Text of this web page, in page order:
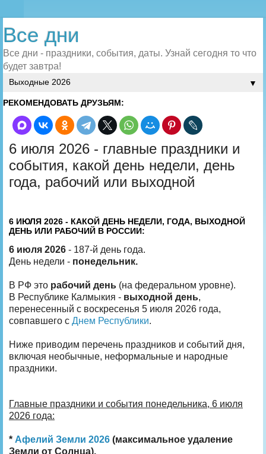
Все дни
Все дни - праздники, события, даты. Узнай сегодня то что
будет завтра!
▼
РЕКОМЕНДОВАТЬ ДРУЗЬЯМ:
6 июля 2026 - главные праздники и
события, какой день недели, день
года, рабочий или выходной
6 ИЮЛЯ 2026 - КАКОЙ ДЕНЬ НЕДЕЛИ, ГОДА, ВЫХОДНОЙ
ДЕНЬ ИЛИ РАБОЧИЙ В РОССИИ:
6 июля 2026 - 187-й день года.
День недели - понедельник.
В РФ это рабочий день (на федеральном уровне).
В Республике Калмыкия - выходной день,
перенесенный с воскресенья 5 июля 2026 года,
совпавшего с Днем Республики.
Ниже приводим перечень праздников и событий дня,
включая необычные, неформальные и народные
праздники.
Главные праздники и события понедельника, 6 июля
2026 года:
* Афелий Земли 2026 (максимальное удаление
Земли от Солнца).